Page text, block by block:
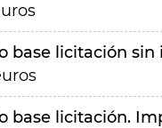
base licitación sin
base licitación.